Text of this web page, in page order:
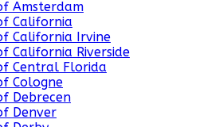
Amsterdam
California
California Irvine
California Riverside
Central Florida
Cologne
Debrecen
Denver